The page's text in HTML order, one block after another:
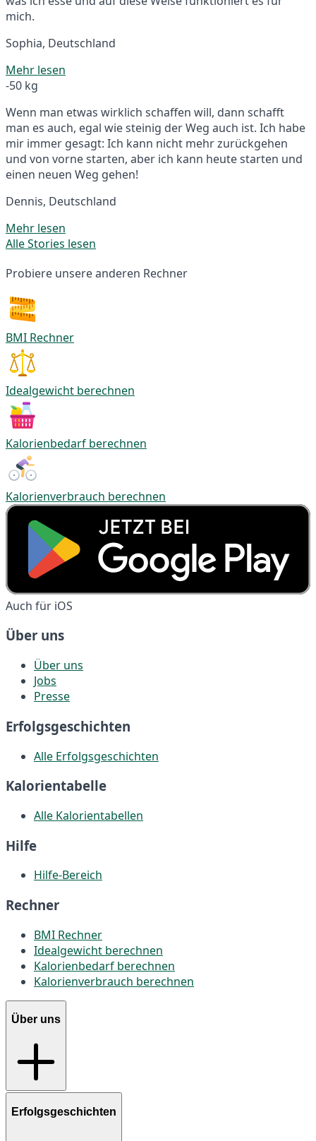
mich.
Sophia, Deutschland
Mehr lesen
-50 kg
Wenn man etwas wirklich schaffen will, dann schafft
man es auch, egal wie steinig der Weg auch ist. Ich habe
mir immer gesagt: Ich kann nicht mehr zurückgehen
und von vorne starten, aber ich kann heute starten und
einen neuen Weg gehen!
Dennis, Deutschland
Mehr lesen
Alle Stories lesen
Probiere unsere anderen Rechner
BMI Rechner
Idealgewicht berechnen
Kalorienbedarf berechnen
Kalorienverbrauch berechnen
Auch für iOS
Über uns
Über uns
Jobs
Presse
Erfolgsgeschichten
Alle Erfolgsgeschichten
Kalorientabelle
Alle Kalorientabellen
Hilfe
Hilfe-Bereich
Rechner
BMI Rechner
Idealgewicht berechnen
Kalorienbedarf berechnen
Kalorienverbrauch berechnen
Über uns
Erfolgsgeschichten